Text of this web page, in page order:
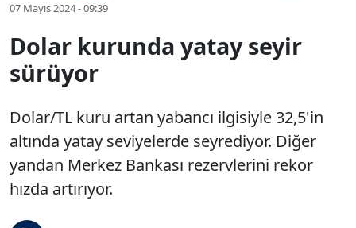
07 Mayıs 2024 - 09:39
Dolar kurunda yatay seyir
sürüyor
Dolar/TL kuru artan yabancı ilgisiyle 32,5'in
altında yatay seviyelerde seyrediyor. Diğer
yandan Merkez Bankası rezervlerini rekor
hızda artırıyor.